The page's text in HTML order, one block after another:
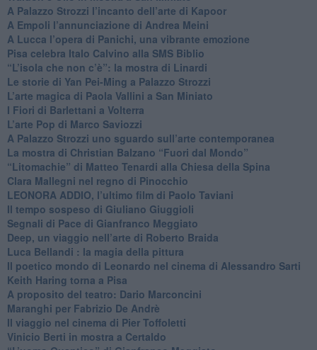
​A Palazzo Strozzi l’incanto dell’arte di Kapoor
​A Empoli l’annunciazione di Andrea Meini
A Lucca l’opera di Panichi, una vibrante emozione
Pisa celebra Italo Calvino alla SMS Biblio
“L’isola che non c’è”: la mostra di Linardi
​Le storie di Yan Pei-Ming a Palazzo Strozzi
​L’arte magica di Paola Vallini a San Miniato
​I Fiori di Barlettani a Volterra
​L’arte Pop di Marco Saviozzi
​A Palazzo Strozzi uno sguardo sull’arte contemporanea
La mostra di Christian Balzano “Fuori dal Mondo”
​“Litomachie” di Matteo Tenardi alla Chiesa della Spina
​Clara Mallegni nel regno di Pinocchio
​LEONORA ADDIO, l’ultimo film di Paolo Taviani
Il tempo sospeso di Giuliano Giuggioli
Segnali di Pace di Gianfranco Meggiato
​Deep, un viaggio nell’arte di Roberto Braida
​Luca Bellandi : la magia della pittura
​Il poetico mondo di Leonardo nel cinema di Alessandro Sarti
​Keith Haring torna a Pisa
​A proposito del teatro: Dario Marconcini
Maranghi per Fabrizio De Andrè
​Il viaggio nel cinema di Pier Toffoletti
Vinicio Berti in mostra a Certaldo